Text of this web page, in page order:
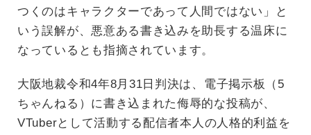
つくのはキャラクターであって人間ではない」と
いう誤解が、悪意ある書き込みを助長する温床に
なっているとも指摘されています。
大阪地裁令和4年8月31日判決は、電子掲示板（5
ちゃんねる）に書き込まれた侮辱的な投稿が、
VTuberとして活動する配信者本人の人格的利益を